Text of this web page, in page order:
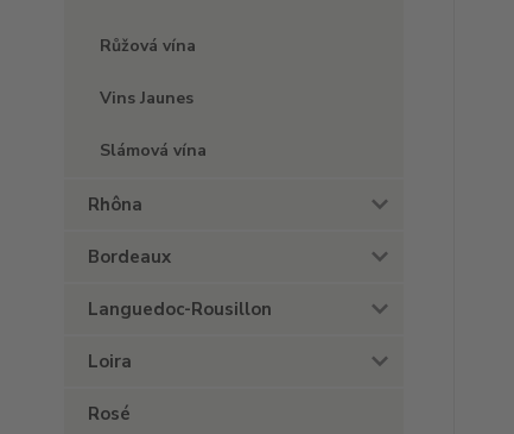
Růžová vína
Vins Jaunes
Slámová vína
Rhôna
Bordeaux
Languedoc-Rousillon
Loira
Rosé